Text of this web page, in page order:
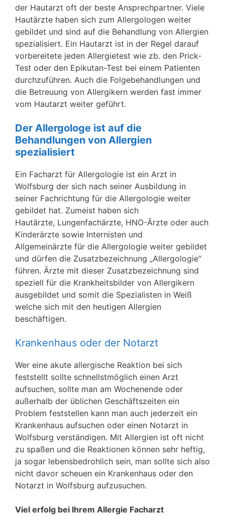
der Hautarzt oft der beste Ansprechpartner. Viele
Hautärzte haben sich zum Allergologen weiter
gebildet und sind auf die Behandlung von Allergien
spezialisiert. Ein Hautarzt ist in der Regel darauf
vorbereitete jeden Allergietest wie zb. den Prick-
Test oder den Epikutan-Test bei einem Patienten
durchzuführen. Auch die Folgebehandlungen und
die Betreuung von Allergikern werden fast immer
vom Hautarzt weiter geführt.
Der Allergologe ist auf die
Behandlungen von Allergien
spezialisiert
Ein Facharzt für Allergologie ist ein Arzt in
Wolfsburg der sich nach seiner Ausbildung in
seiner Fachrichtung für die Allergologie weiter
gebildet hat. Zumeist haben sich
Hautärzte, Lungenfachärzte, HNO-Ärzte oder auch
Kinderärzte sowie Internisten und
Allgemeinärzte für die Allergologie weiter gebildet
und dürfen die Zusatzbezeichnung „Allergologie“
führen. Ärzte mit dieser Zusatzbezeichnung sind
speziell für die Krankheitsbilder von Allergikern
ausgebildet und somit die Spezialisten in Weiß
welche sich mit den heutigen Allergien
beschäftigen.
Krankenhaus oder der Notarzt
Wer eine akute allergische Reaktion bei sich
feststellt sollte schnellstmöglich einen Arzt
aufsuchen, sollte man am Wochenende oder
außerhalb der üblichen Geschäftszeiten ein
Problem feststellen kann man auch jederzeit ein
Krankenhaus aufsuchen oder einen Notarzt in
Wolfsburg verständigen. Mit Allergien ist oft nicht
zu spaßen und die Reaktionen können sehr heftig,
ja sogar lebensbedrohlich sein, man sollte sich also
nicht davor scheuen ein Krankenhaus oder den
Notarzt in Wolfsburg aufzusuchen.
Viel erfolg bei Ihrem Allergie Facharzt